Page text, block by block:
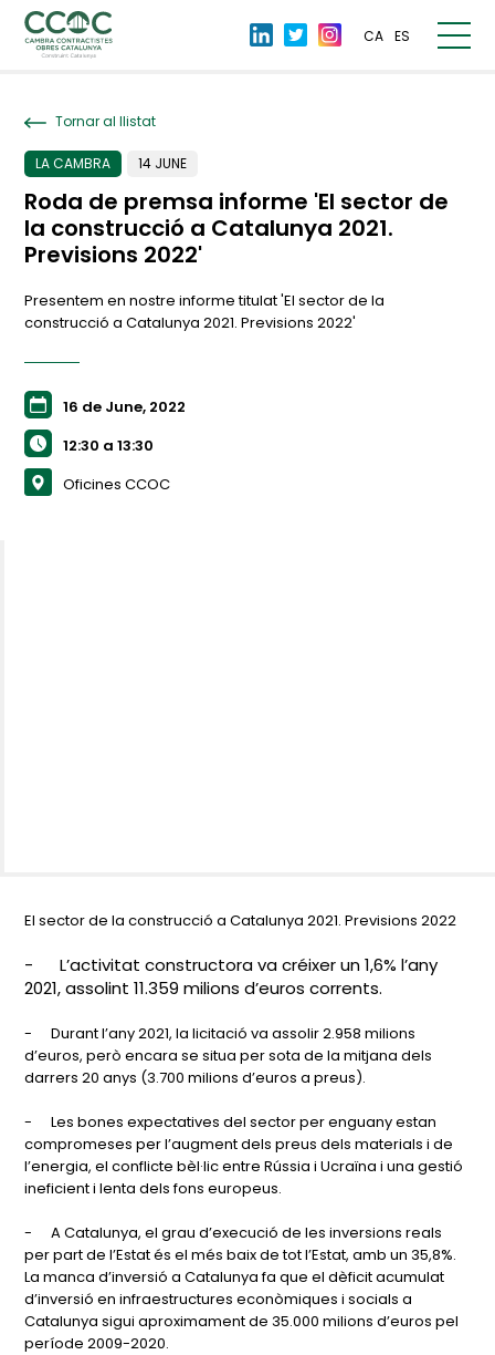
CA ES
Tornar al llistat
LA CAMBRA 14 JUNE
Roda de premsa informe 'El sector de
la construcció a Catalunya 2021.
Previsions 2022'
Presentem en nostre informe titulat 'El sector de la
construcció a Catalunya 2021. Previsions 2022'
16 de June, 2022
12:30 a 13:30
Oficines CCOC
El sector de la construcció a Catalunya 2021. Previsions 2022
-
L’activitat constructora va créixer un 1,6% l’any
2021, assolint 11.359 milions d’euros corrents.
-
Durant l’any 2021, la licitació va assolir 2.958 milions
d’euros, però encara se situa per sota de la mitjana dels
darrers 20 anys (3.700 milions d’euros a preus).
-
Les bones expectatives del sector per enguany estan
compromeses per l’augment dels preus dels materials i de
l’energia, el conflicte bèl·lic entre Rússia i Ucraïna i una gestió
ineficient i lenta dels fons europeus.
-
A Catalunya, el grau d’execució de les inversions reals
per part de l’Estat és el més baix de tot l’Estat, amb un 35,8%.
La manca d’inversió a Catalunya fa que el dèficit acumulat
d’inversió en infraestructures econòmiques i socials a
Catalunya sigui aproximament de 35.000 milions d’euros pel
període 2009-2020.